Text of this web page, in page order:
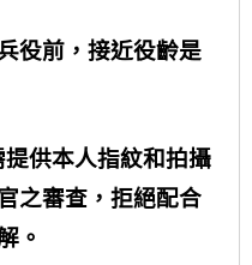
役前，接近役齡是
供本人指紋和拍攝
之審查，拒絕配合
。